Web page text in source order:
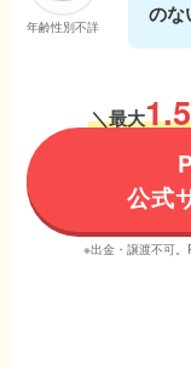
年齢性別不詳
のな
＼最大1.5
公式
※出金・譲渡不可。